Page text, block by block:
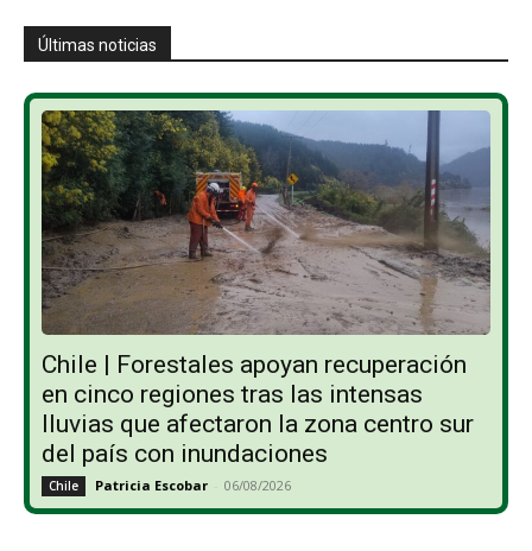
Últimas noticias
Chile | Forestales apoyan recuperación
en cinco regiones tras las intensas
lluvias que afectaron la zona centro sur
del país con inundaciones
Chile Patricia Escobar - 06/08/2026